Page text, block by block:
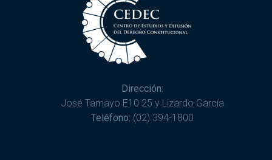
Dirección:
José Tamayo E10 25 y Lizardo García
Teléfono: (02) 394-1800